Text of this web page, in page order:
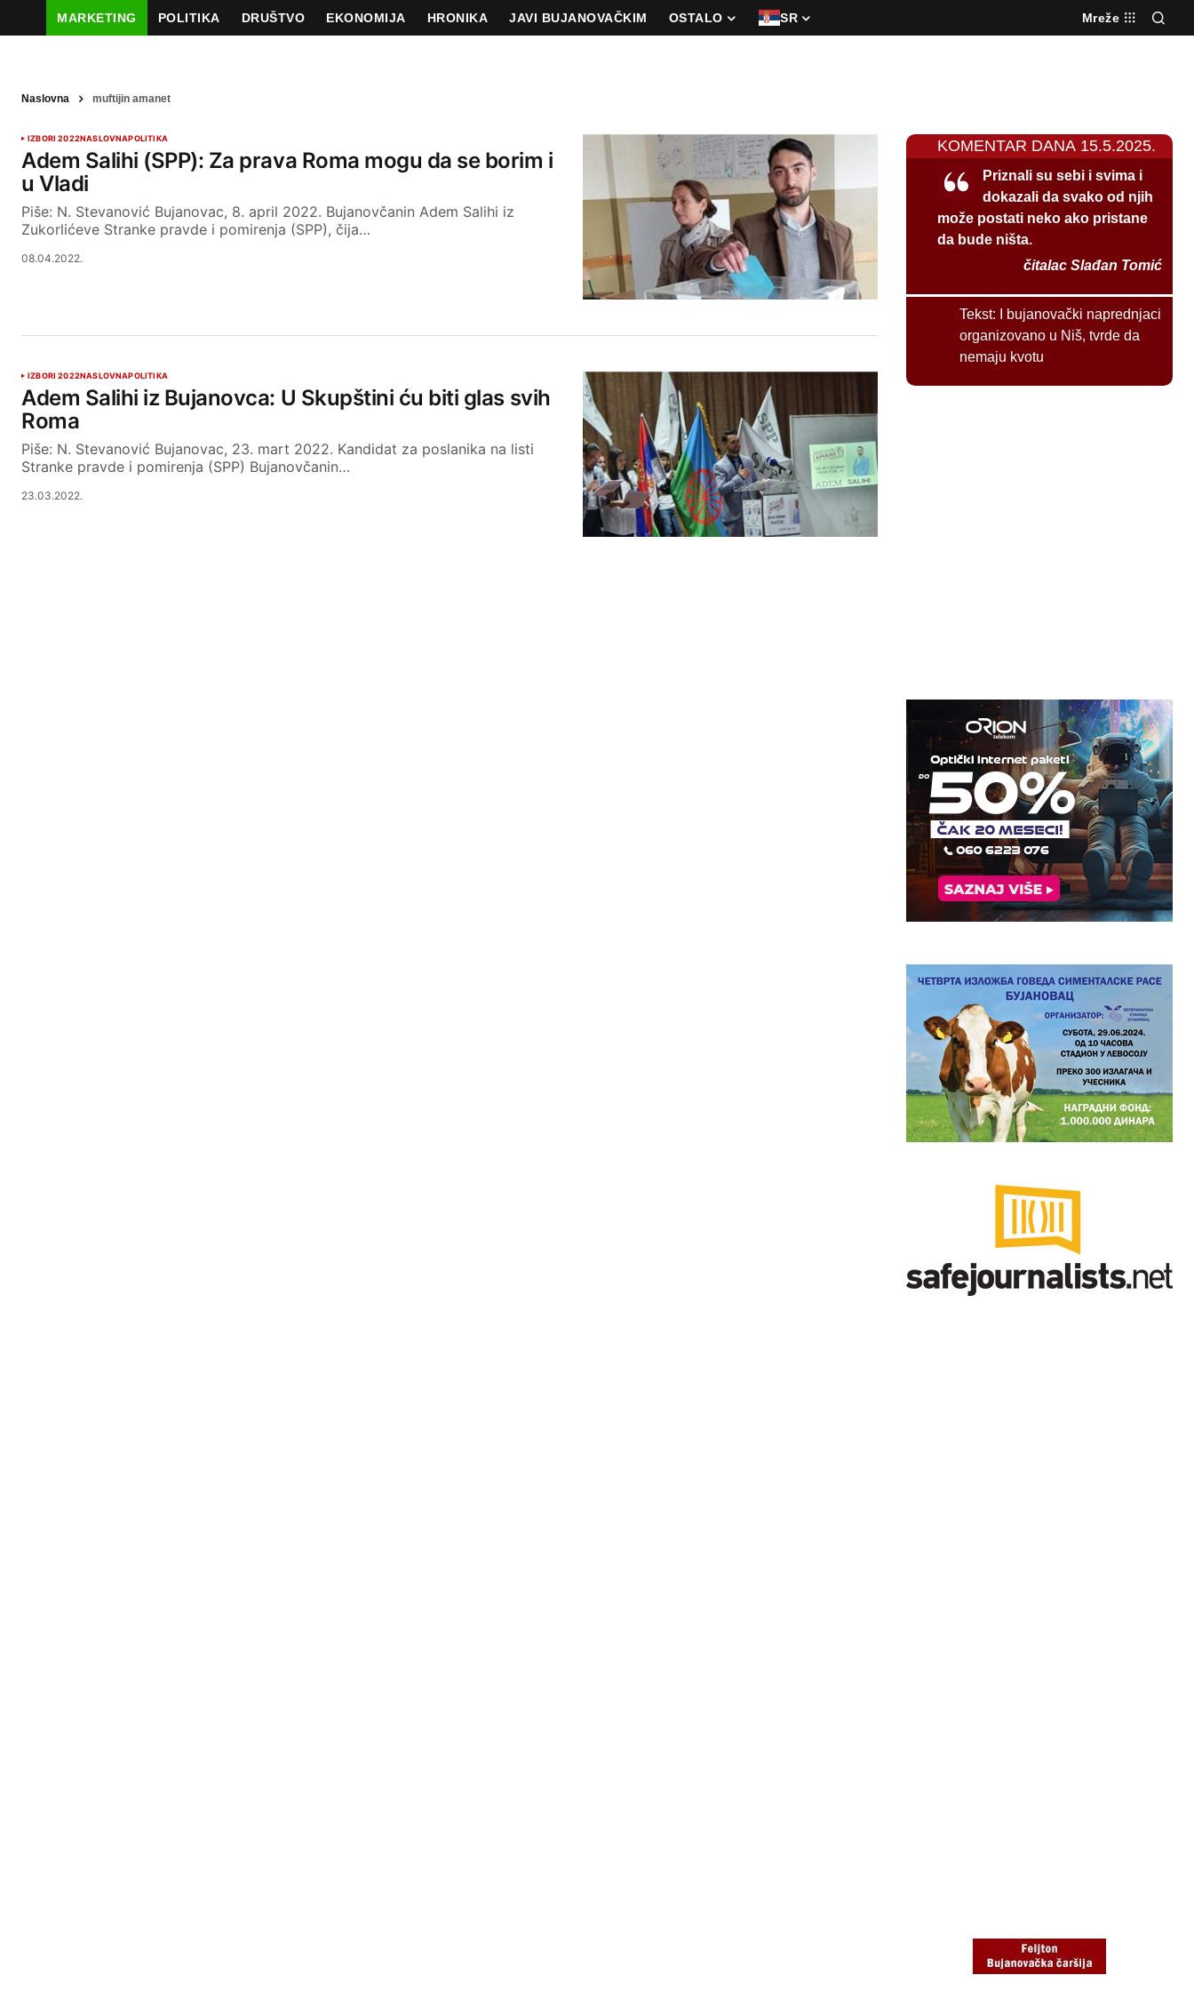
MARKETING POLITIKA DRUŠTVO EKONOMIJA HRONIKA JAVI BUJANOVAČKIM OSTALO SR Mreže
Naslovna muftijin amanet
IZBORI 2022NASLOVNAPOLITIKA
Adem Salihi (SPP): Za prava Roma mogu da se borim i
u Vladi
Piše: N. Stevanović Bujanovac, 8. april 2022. Bujanovčanin Adem Salihi iz
Zukorlićeve Stranke pravde i pomirenja (SPP), čija…
08.04.2022.
IZBORI 2022NASLOVNAPOLITIKA
Adem Salihi iz Bujanovca: U Skupštini ću biti glas svih
Roma
Piše: N. Stevanović Bujanovac, 23. mart 2022. Kandidat za poslanika na listi
Stranke pravde i pomirenja (SPP) Bujanovčanin…
23.03.2022.
KOMENTAR DANA 15.5.2025.
Priznali su sebi i svima i
dokazali da svako od njih
može postati neko ako pristane
da bude ništa.
čitalac Slađan Tomić
Tekst:
I bujanovački naprednjaci
organizovano u Niš, tvrde da
nemaju kvotu